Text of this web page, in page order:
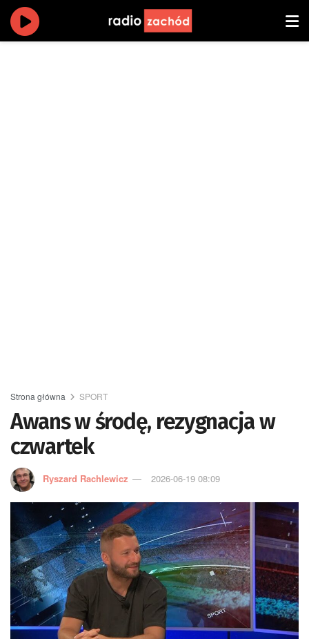
Strona główna SPORT
Awans w środę, rezygnacja w
czwartek
Ryszard Rachlewicz 2026-06-19 08:09